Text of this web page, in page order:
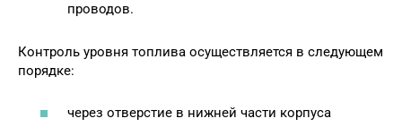
проводов.
Контроль уровня топлива осуществляется в следующем
порядке:
через отверстие в нижней части корпуса